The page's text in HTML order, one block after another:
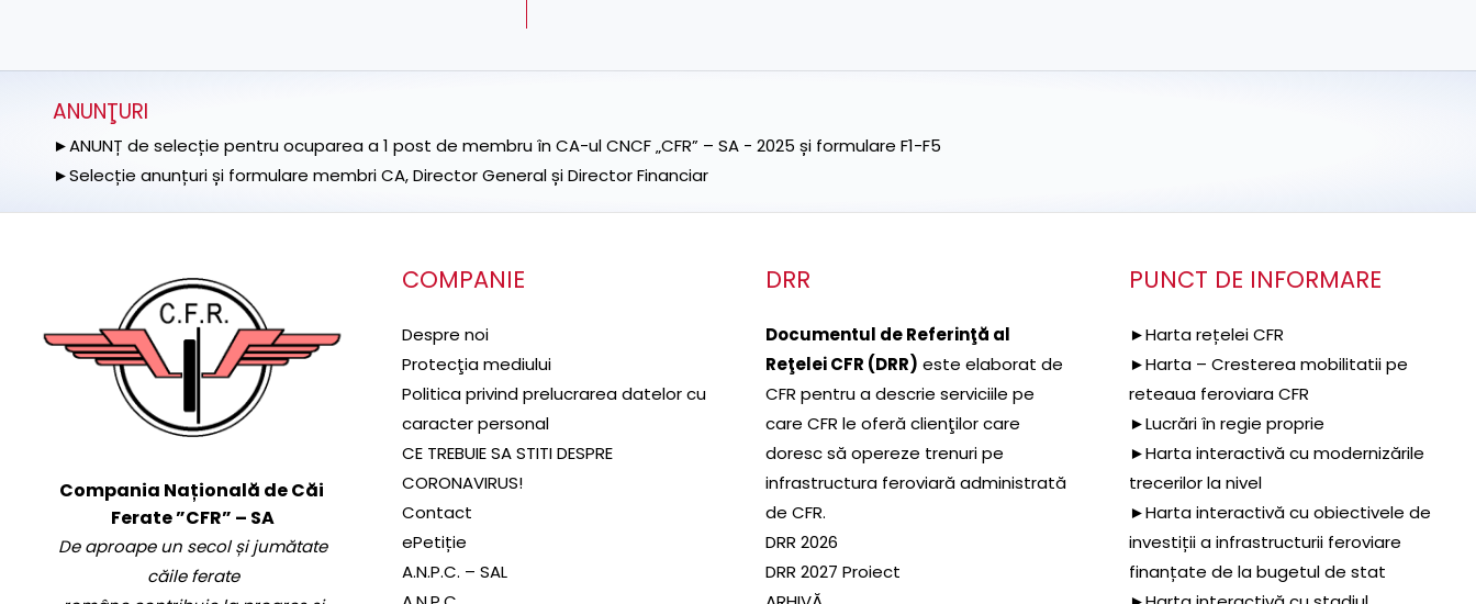
ANUNŢURI
►ANUNȚ de selecție pentru ocuparea a 1 post de membru în CA-ul CNCF „CFR” – SA - 2025 și formulare F1-F5
►Selecție anunțuri și formulare membri CA, Director General și Director Financiar
Compania Națională de Căi
Ferate ”CFR” – SA
De aproape un secol și jumătate
căile ferate
COMPANIE
Despre noi
Protecţia mediului
Politica privind prelucrarea datelor cu
caracter personal
CE TREBUIE SA STITI DESPRE
CORONAVIRUS!
Contact
ePetiție
A.N.P.C. – SAL
DRR
Documentul de Referinţă al
Reţelei CFR (DRR) este elaborat de
CFR pentru a descrie serviciile pe
care CFR le oferă clienţilor care
doresc să opereze trenuri pe
infrastructura feroviară administrată
de CFR.
DRR 2026
DRR 2027 Proiect
PUNCT DE INFORMARE
►Harta rețelei CFR
►Harta – Cresterea mobilitatii pe
reteaua feroviara CFR
►Lucrări în regie proprie
►Harta interactivă cu modernizările
trecerilor la nivel
►Harta interactivă cu obiectivele de
investiții a infrastructurii feroviare
finanțate de la bugetul de stat